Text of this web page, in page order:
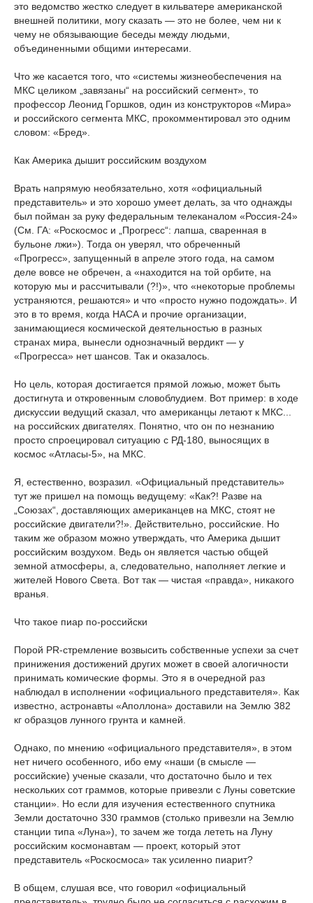
это ведомство жестко следует в кильватере американской
внешней политики, могу сказать — это не более, чем ни к
чему не обязывающие беседы между людьми,
объединенными общими интересами.
Что же касается того, что «системы жизнеобеспечения на
МКС целиком „завязаны“ на российский сегмент», то
профессор Леонид Горшков, один из конструкторов «Мира»
и российского сегмента МКС, прокомментировал это одним
словом: «Бред».
Как Америка дышит российским воздухом
Врать напрямую необязательно, хотя «официальный
представитель» и это хорошо умеет делать, за что однажды
был пойман за руку федеральным телеканалом «Россия-24»
(См. ГА: «Роскосмос и „Прогресс“: лапша, сваренная в
бульоне лжи»). Тогда он уверял, что обреченный
«Прогресс», запущенный в апреле этого года, на самом
деле вовсе не обречен, а «находится на той орбите, на
которую мы и рассчитывали (?!)», что «некоторые проблемы
устраняются, решаются» и что «просто нужно подождать». И
это в то время, когда НАСА и прочие организации,
занимающиеся космической деятельностью в разных
странах мира, вынесли однозначный вердикт — у
«Прогресса» нет шансов. Так и оказалось.
Но цель, которая достигается прямой ложью, может быть
достигнута и откровенным словоблудием. Вот пример: в ходе
дискуссии ведущий сказал, что американцы летают к МКС...
на российских двигателях. Понятно, что он по незнанию
просто спроецировал ситуацию с РД-180, выносящих в
космос «Атласы-5», на МКС.
Я, естественно, возразил. «Официальный представитель»
тут же пришел на помощь ведущему: «Как?! Разве на
„Союзах“, доставляющих американцев на МКС, стоят не
российские двигатели?!». Действительно, российские. Но
таким же образом можно утверждать, что Америка дышит
российским воздухом. Ведь он является частью общей
земной атмосферы, а, следовательно, наполняет легкие и
жителей Нового Света. Вот так — чистая «правда», никакого
вранья.
Что такое пиар по-российски
Порой PR-стремление возвысить собственные успехи за счет
принижения достижений других может в своей алогичности
принимать комические формы. Это я в очередной раз
наблюдал в исполнении «официального представителя». Как
известно, астронавты «Аполлона» доставили на Землю 382
кг образцов лунного грунта и камней.
Однако, по мнению «официального представителя», в этом
нет ничего особенного, ибо ему «наши (в смысле —
российские) ученые сказали, что достаточно было и тех
нескольких сот граммов, которые привезли с Луны советские
станции». Но если для изучения естественного спутника
Земли достаточно 330 граммов (столько привезли на Землю
станции типа «Луна»), то зачем же тогда лететь на Луну
российским космонавтам — проект, который этот
представитель «Роскосмоса» так усиленно пиарит?
В общем, слушая все, что говорил «официальный